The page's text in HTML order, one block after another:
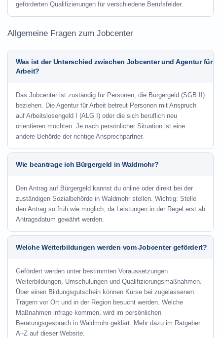
geförderten Qualifizierungen für verschiedene Berufsfelder.
Allgemeine Fragen zum Jobcenter
Was ist der Unterschied zwischen Jobcenter und Agentur für
Arbeit?
Das Jobcenter ist zuständig für Personen, die Bürgergeld (SGB II)
beziehen. Die Agentur für Arbeit betreut Personen mit Anspruch
auf Arbeitslosengeld I (ALG I) oder die sich beruflich neu
orientieren möchten. Je nach persönlicher Situation ist eine
andere Behörde der richtige Ansprechpartner.
Wie beantrage ich Bürgergeld in Waldmohr?
Den Antrag auf Bürgergeld kannst du online oder direkt bei der
zuständigen Sozialbehörde in Waldmohr stellen. Wichtig: Stelle
den Antrag so früh wie möglich, da Leistungen in der Regel erst ab
Antragsdatum gewährt werden.
Welche Weiterbildungen werden vom Jobcenter gefördert?
Gefördert werden unter bestimmten Voraussetzungen
Weiterbildungen, Umschulungen und Qualifizierungsmaßnahmen.
Über einen Bildungsgutschein können Kurse bei zugelassenen
Trägern vor Ort und in der Region besucht werden. Welche
Maßnahmen infrage kommen, wird im persönlichen
Beratungsgespräch in Waldmohr geklärt. Mehr dazu im Ratgeber
A–Z auf dieser Website.